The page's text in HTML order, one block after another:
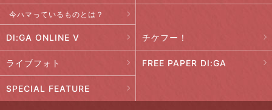
今ハマっているものとは？
DI:GA ONLINE V チケフー！
ライブフォト FREE PAPER DI:GA
SPECIAL FEATURE